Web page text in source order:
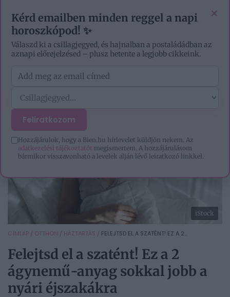
iStock
CÍMLAP / OTTHON / HÁZTARTÁS / FELEJTSD EL A SZATÉNT! EZ A 2...
Felejtsd el a szatént! Ez a 2
ágynemű-anyag sokkal jobb a
nyári éjszakákra
×
Kérd emailben minden reggel a napi
horoszkópod! ✨
Válaszd ki a csillagjegyed, és hajnalban a postaládádban az
aznapi előrejelzésed – plusz hetente a legjobb cikkeink.
Feliratkozom
Hozzájárulok, hogy a Bien.hu hírlevelet küldjön nekem. Az
adatkezelési tájékoztatót megismertem. A hozzájárulásom
bármikor visszavonható a levelek alján lévő leiratkozó linkkel.